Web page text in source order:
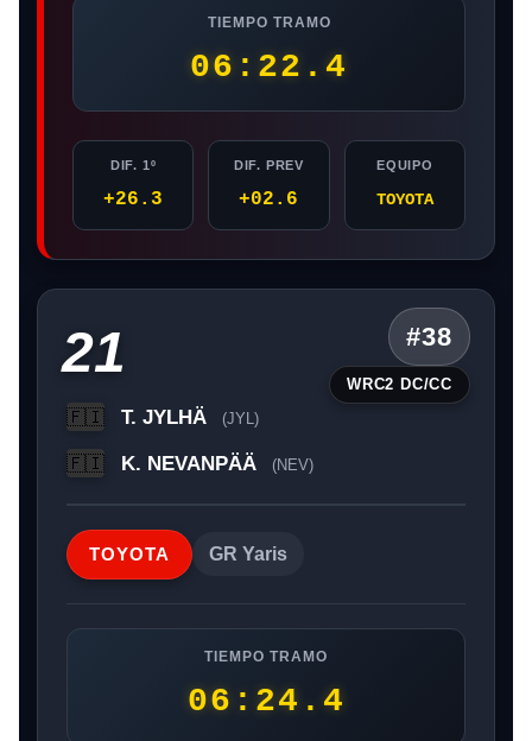
TIEMPO TRAMO
06:22.4
DIF. 1º
+26.3
DIF. PREV
+02.6
EQUIPO
TOYOTA
21 #38
WRC2 DC/CC
🇫🇮 T. JYLHÄ (JYL)
🇫🇮 K. NEVANPÄÄ (NEV)
TOYOTA GR Yaris
TIEMPO TRAMO
06:24.4